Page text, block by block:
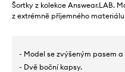
Šortky z kolekce Answear.LAB.
z extrémně příjemného
- Model se zvýšeným pasem
- Dvě boční kapsy.